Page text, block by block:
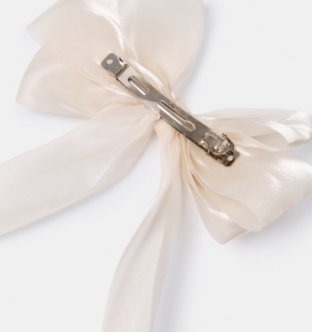
ОДЕЖДА
АКСЕССУАРЫ
SELA × МАЛЕНЬКИЙ ПРИНЦ
ПРИМЕРИТЬ ОНЛАЙН
SELA × HELLO KITTY
ДЕНИМ
РАСПРОДАЖА ДО -60%
ПОДАРОЧНЫЕ СЕРТИФИКАТЫ
НА СЛУЧАЙ ПОНЕДЕЛЬНИКА
КОНСТРУКТОР ГАРДЕРОБА